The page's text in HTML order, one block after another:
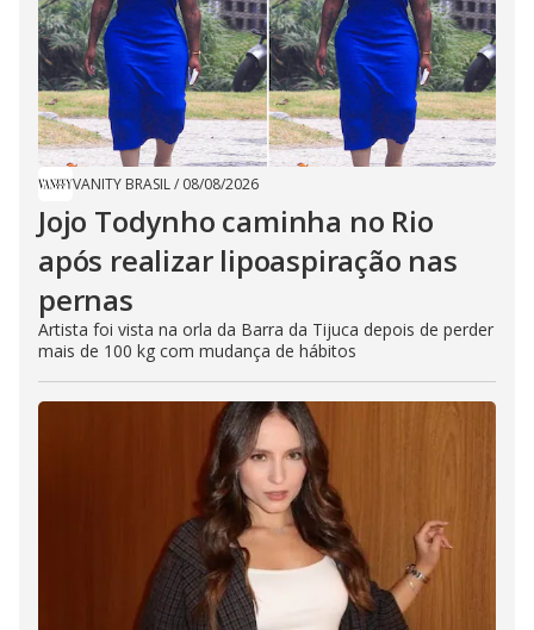
VANITY BRASIL/ 08/08/2026
Jojo Todynho caminha no Rio
após realizar lipoaspiração nas
pernas
Artista foi vista na orla da Barra da Tijuca depois de perder
mais de 100 kg com mudança de hábitos